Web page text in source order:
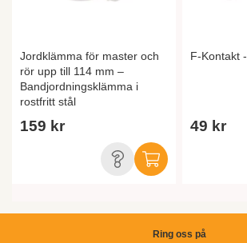
Jordklämma för master och
rör upp till 114 mm –
Bandjordningsklämma i
rostfritt stål
159 kr
F-Kontakt
49 kr
Ring oss på